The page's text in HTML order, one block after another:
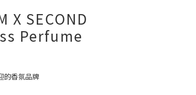
X SECOND
Perfume
的香氛品牌